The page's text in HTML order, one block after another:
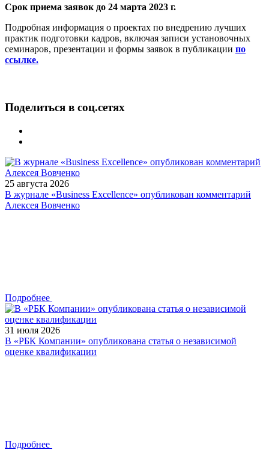
Срок приема заявок до 24 марта 2023 г.
Подробная информация о проектах по внедрению лучших
практик подготовки кадров, включая записи установочных
семинаров, презентации и формы заявок в публикации по
ссылке.
Поделиться в соц.сетях
25 августа 2026
В журнале «Business Excellence» опубликован комментарий
Алексея Вовченко
Подробнее
31 июля 2026
В «РБК Компании» опубликована статья о независимой
оценке квалификации
Подробнее